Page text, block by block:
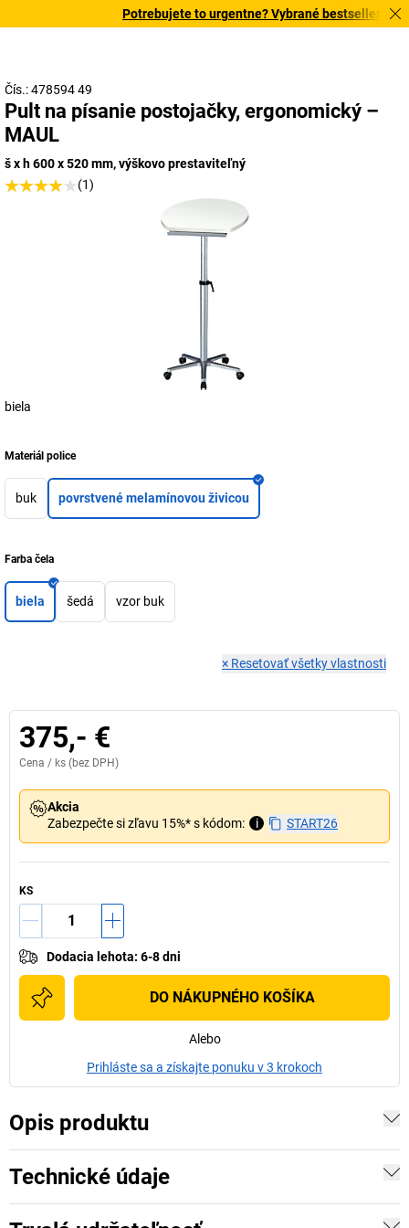
Potrebujete to urgentne? Vybrané bestsellery
Čís.: 478594 49
Pult na písanie postojačky, ergonomický –
MAUL
š x h 600 x 520 mm, výškovo prestaviteľný
(1)
biela
Materiál police
buk povrstvené melamínovou živicou
Farba čela
biela šedá vzor buk
× Resetovať všetky vlastnosti
375,- €
Cena / ks (bez DPH)
Akcia
Zabezpečte si zľavu 15%* s kódom:
i START26
KS
Dodacia lehota: 6-8 dni
DO NÁKUPNÉHO KOŠÍKA
Alebo
Prihláste sa a získajte ponuku v 3 krokoch
Opis produktu
Technické údaje